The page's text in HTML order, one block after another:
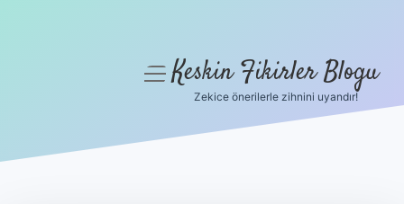
menüyüKeskin Fikirler Blogu
Zekice önerilerle zihnini uyandır!